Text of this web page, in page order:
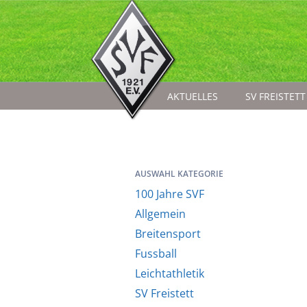
AKTUELLES SV FREISTETT
AUSWAHL KATEGORIE
100 Jahre SVF
Allgemein
Breitensport
Fussball
Leichtathletik
SV Freistett